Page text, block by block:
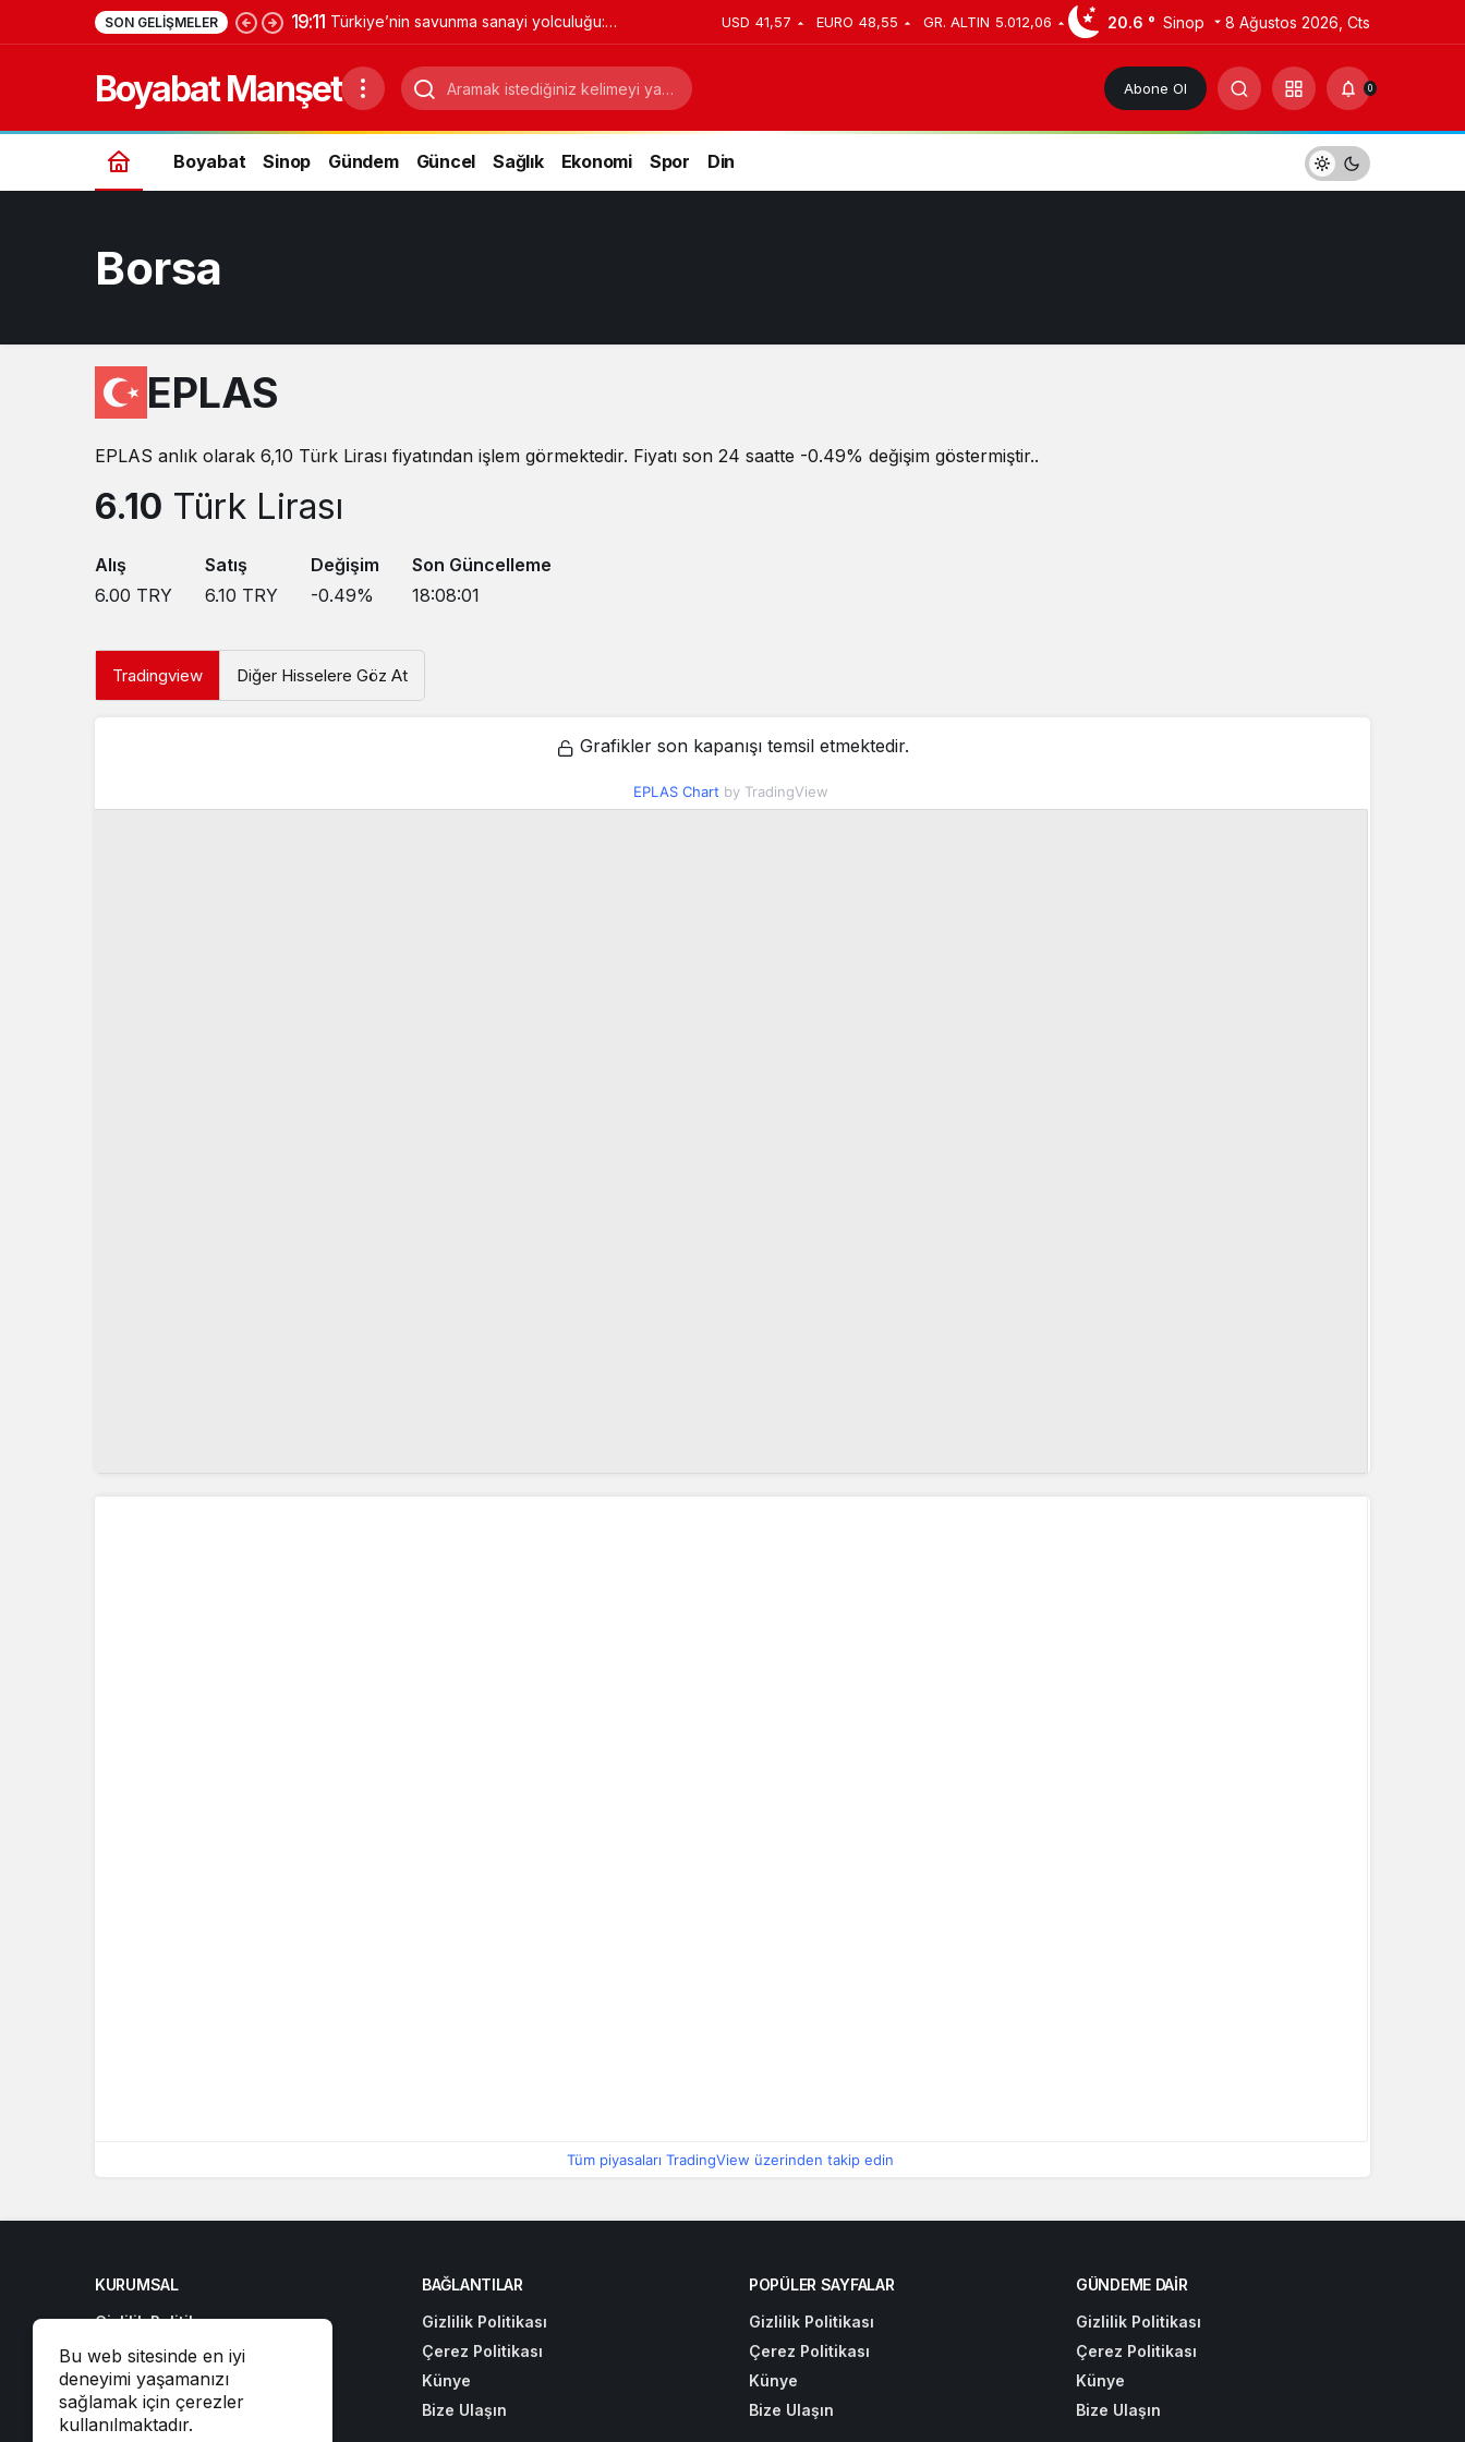
SON GELIŞMELER 19:11 Türkiye’nin savunma sanayi yolculuğu:
Yıldırımhan’a uzanan stratejik dönüşüm
USD 41,57 EURO 48,55 GR. ALTIN 5.012,06 20.6 ° Sinop 8 Ağustos 2026, Cts
Boyabat Manşet Abone Ol 0
Boyabat Sinop Gündem Güncel Sağlık Ekonomi Spor Din
Borsa
EPLAS
EPLAS anlık olarak 6,10 Türk Lirası fiyatından işlem görmektedir. Fiyatı son 24 saatte -0.49% değişim göstermiştir..
6.10 Türk Lirası
Alış
6.00 TRY
Satış
6.10 TRY
Değişim
-0.49%
Son Güncelleme
18:08:01
Tradingview Diğer Hisselere Göz At
Grafikler son kapanışı temsil etmektedir.
EPLAS Chart by TradingView
Tüm piyasaları TradingView üzerinden takip edin
Bu web sitesinde en iyi
deneyimi yaşamanızı
sağlamak için çerezler
kullanılmaktadır.
KURUMSAL
Gizlilik Politikası
Çerez Politikası
Künye
Bize Ulaşın
BAĞLANTILAR
Gizlilik Politikası
Çerez Politikası
Künye
Bize Ulaşın
POPÜLER SAYFALAR
Gizlilik Politikası
Çerez Politikası
Künye
Bize Ulaşın
GÜNDEME DAIR
Gizlilik Politikası
Çerez Politikası
Künye
Bize Ulaşın